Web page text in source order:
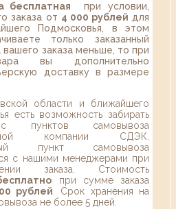
бесплатная при условии,
заказа от 4 000 рублей для
Подмосковья, в этом
только заказанный
заказа меньше, то при
вы дополнительно
доставку в размере
области и ближайшего
есть возможность забирать
пунктов самовывоза
компании СДЭК.
пункт самовывоза
с нашими менеджерами при
заказа. Стоимость
при сумме заказа
рублей . Срок хранения на
не более 5 дней.